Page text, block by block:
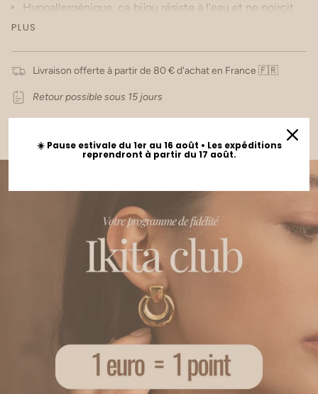
Hypoallergénique, ce bijou résiste à l'eau et ne noircit
pas.
PLUS
Livraison offerte à partir de 80 € d'achat en France 🇫🇷
Retour possible sous 15 jours
☀️ Pause estivale du 1er au 16 août • Les expéditions
reprendront à partir du 17 août.